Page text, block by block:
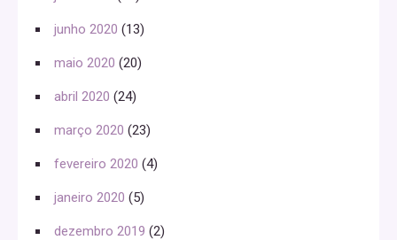
junho 2020 (13)
maio 2020 (20)
abril 2020 (24)
março 2020 (23)
fevereiro 2020 (4)
janeiro 2020 (5)
dezembro 2019 (2)